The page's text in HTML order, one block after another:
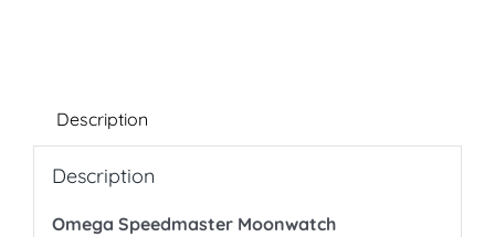
Description
Description
Omega Speedmaster Moonwatch